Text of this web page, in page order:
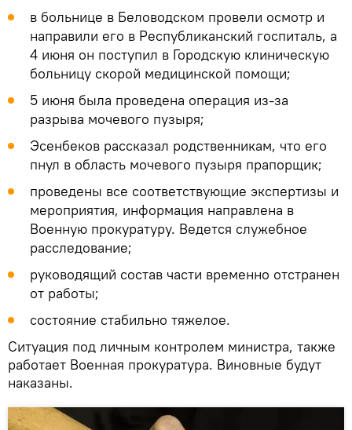
в больнице в Беловодском провели осмотр и
направили его в Республиканский госпиталь, а
4 июня он поступил в Городскую клиническую
больницу скорой медицинской помощи;
5 июня была проведена операция из-за
разрыва мочевого пузыря;
Эсенбеков рассказал родственникам, что его
пнул в область мочевого пузыря прапорщик;
проведены все соответствующие экспертизы и
мероприятия, информация направлена в
Военную прокуратуру. Ведется служебное
расследование;
руководящий состав части временно отстранен
от работы;
состояние стабильно тяжелое.
Ситуация под личным контролем министра, также
работает Военная прокуратура. Виновные будут
наказаны.